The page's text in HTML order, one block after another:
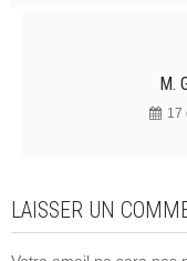
M.
17
LAISSER UN